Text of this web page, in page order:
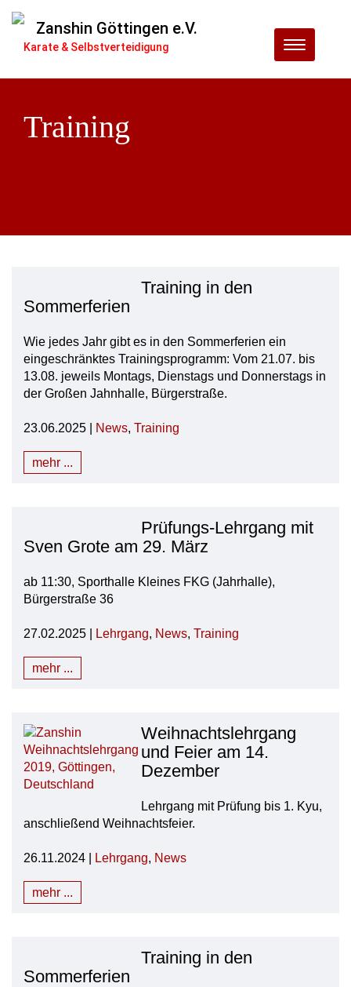
Menu
Zanshin Göttingen e.V.
Karate & Selbstverteidigung
Training
Training in den
Sommerferien
Wie jedes Jahr gibt es in den Sommerferien ein
eingeschränktes Trainingsprogramm: Vom 21.07. bis
13.08. jeweils Montags, Dienstags und Donnerstags in
der Großen Jahnhalle, Bürgerstraße.
23.06.2025 | News, Training
mehr ...
Prüfungs-Lehrgang mit
Sven Grote am 29. März
ab 11:30, Sporthalle Kleines FKG (Jahrhalle),
Bürgerstraße 36
27.02.2025 | Lehrgang, News, Training
mehr ...
Weihnachtslehrgang
und Feier am 14.
Dezember
Lehrgang mit Prüfung bis 1. Kyu,
anschließend Weihnachtsfeier.
26.11.2024 | Lehrgang, News
mehr ...
Training in den
Sommerferien